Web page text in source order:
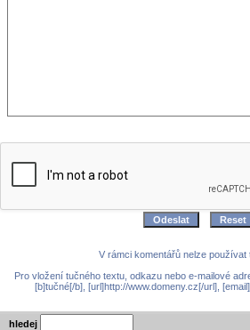
V rámci komentářů nelze používat
Pro vložení tučného textu, odkazu nebo e-mailové
[b]tučné[/b], [url]http://www.domeny.cz[/url],
hledej